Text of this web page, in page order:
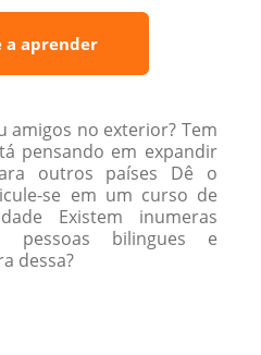
a aprender
amigos no exterior? Tem
pensando em expandir
outros países Dê o
se em um curso de
Existem inumeras
pessoas bilingues e
dessa?